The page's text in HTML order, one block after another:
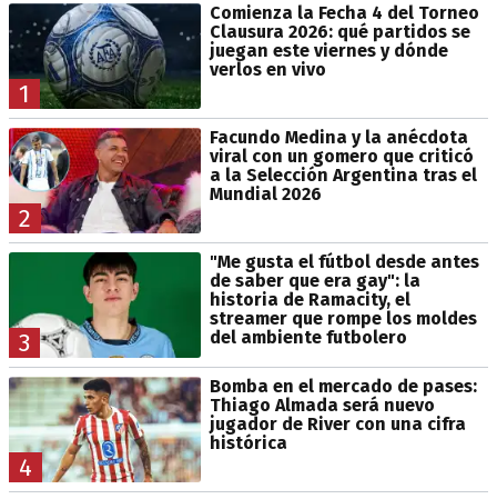
1
Comienza la Fecha 4 del Torneo
Clausura 2026: qué partidos se
juegan este viernes y dónde
verlos en vivo
2
Facundo Medina y la anécdota
viral con un gomero que criticó
a la Selección Argentina tras el
Mundial 2026
3
"Me gusta el fútbol desde antes
de saber que era gay": la
historia de Ramacity, el
streamer que rompe los moldes
del ambiente futbolero
4
Bomba en el mercado de pases:
Thiago Almada será nuevo
jugador de River con una cifra
histórica